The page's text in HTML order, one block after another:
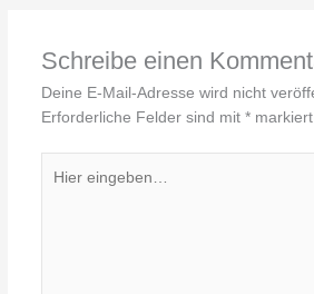
Schreibe einen
Deine E-Mail-Adresse wird nicht
Erforderliche Felder sind mit *markiert
eingeben…